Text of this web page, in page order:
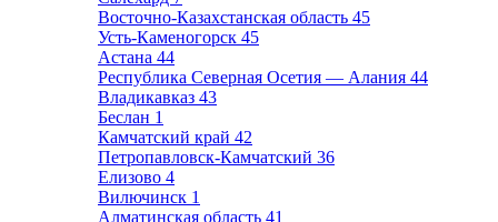
Восточно-Казахстанская область 45
Усть-Каменогорск 45
Астана 44
Республика Северная Осетия — Алания 44
Владикавказ 43
Беслан 1
Камчатский край 42
Петропавловск-Камчатский 36
Елизово 4
Вилючинск 1
Алматинская область 41